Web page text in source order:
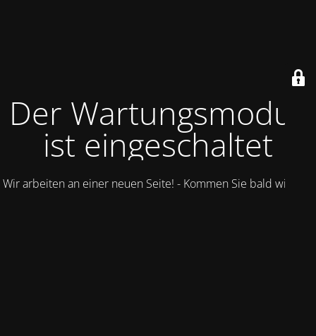
Der Wartungsmodus
ist eingeschaltet
Wir arbeiten an einer neuen Seite! - Kommen Sie bald wieder.